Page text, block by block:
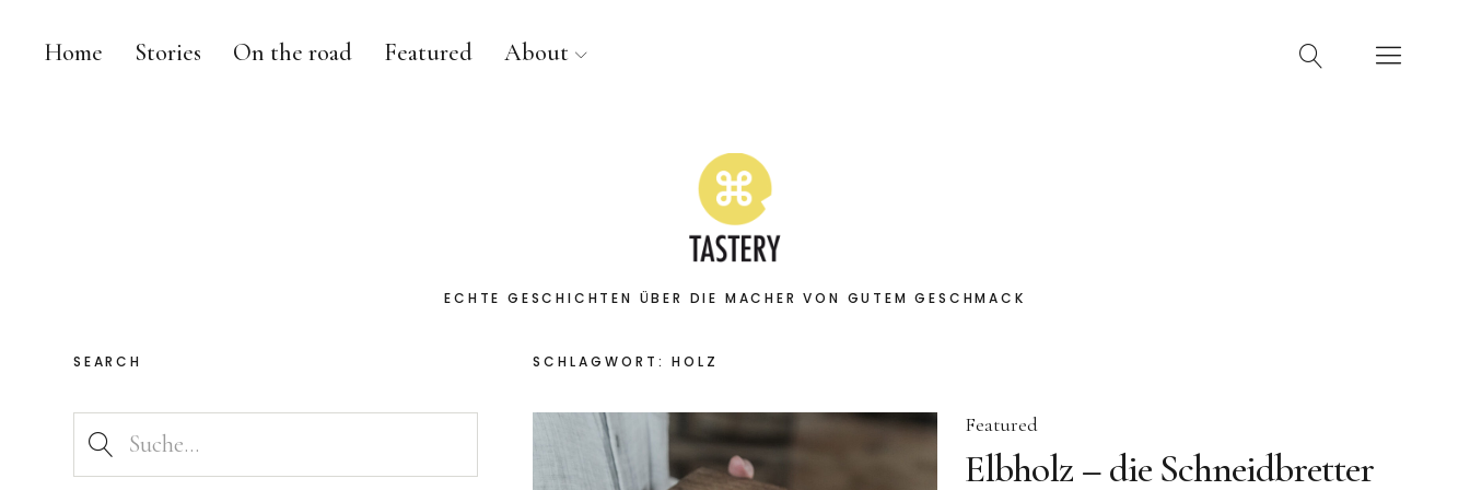
Home Stories On the road Featured About
ECHTE GESCHICHTEN ÜBER DIE MACHER VON GUTEM GESCHMACK
SCHLAGWORT: HOLZ
Featured
Elbholz – die Schneidbretter
SEARCH